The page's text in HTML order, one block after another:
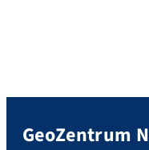
GeoZentrum